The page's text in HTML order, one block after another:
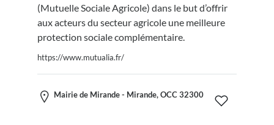
(Mutuelle Sociale Agricole) dans le but d’offrir
aux acteurs du secteur agricole une meilleure
protection sociale complémentaire.
https://www.mutualia.fr/
Mairie de Mirande - Mirande, OCC 32300